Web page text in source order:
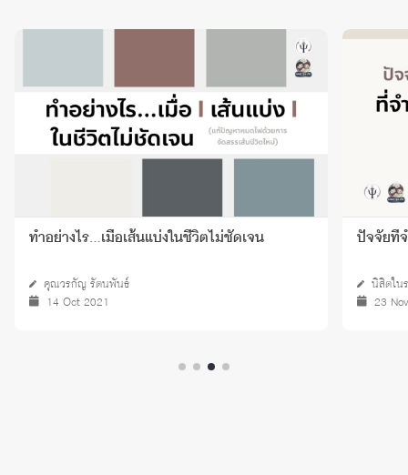
ทำอย่างไร…เมื่อเส้นแบ่งในชีวิตไม่ชัดเจน
คุณวรกัญ รัตนพันธ์
14 Oct 2021
ปัจจัยที่
นิสิตใน
23